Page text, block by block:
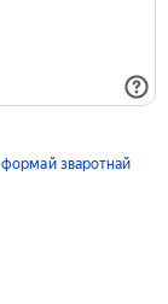
формай зваротнай